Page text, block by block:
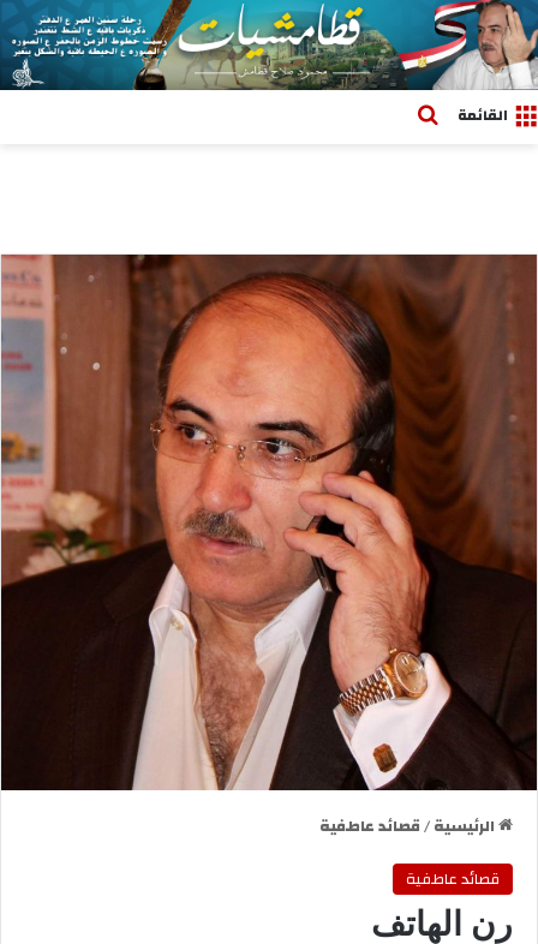
القائمة
الرئيسية/قصائد عاطفية
قصائد عاطفية
رن الهاتف